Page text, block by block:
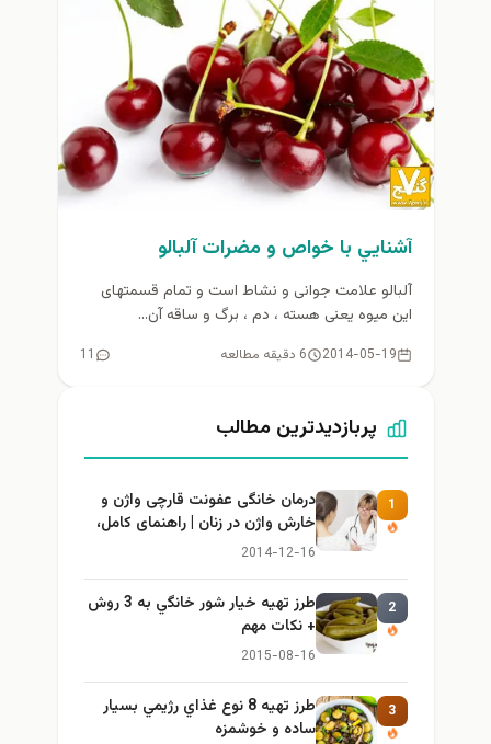
آشنايي با خواص و مضرات آلبالو
آلبالو علامت جوانی و نشاط است و تمام قسمتهای
این میوه یعنی هسته ، دم ، برگ و ساقه آن...
2014-05-19 6 دقیقه مطالعه 11
پربازدیدترین مطالب
1
درمان خانگی عفونت قارچی واژن و
خارش واژن در زنان | راهنمای کامل،
ایمن و کاربردی
2014-12-16
2
طرز تهيه خیار شور خانگي به 3 روش
+ نكات مهم
2015-08-16
3
طرز تهيه 8 نوع غذاي رژيمي بسيار
ساده و خوشمزه